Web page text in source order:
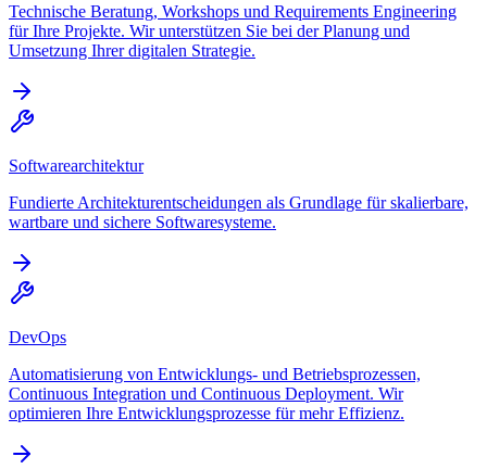
Technische Beratung, Workshops und Requirements Engineering
für Ihre Projekte. Wir unterstützen Sie bei der Planung und
Umsetzung Ihrer digitalen Strategie.
Softwarearchitektur
Fundierte Architekturentscheidungen als Grundlage für skalierbare,
wartbare und sichere Softwaresysteme.
DevOps
Automatisierung von Entwicklungs- und Betriebsprozessen,
Continuous Integration und Continuous Deployment. Wir
optimieren Ihre Entwicklungsprozesse für mehr Effizienz.